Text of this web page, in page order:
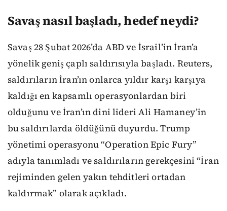
Savaş nasıl başladı, hedef neydi?
Savaş 28 Şubat 2026’da ABD ve İsrail’in İran’a
yönelik geniş çaplı saldırısıyla başladı. Reuters,
saldırıların İran’ın onlarca yıldır karşı karşıya
kaldığı en kapsamlı operasyonlardan biri
olduğunu ve İran’ın dini lideri Ali Hamaney’in
bu saldırılarda öldüğünü duyurdu. Trump
yönetimi operasyonu “Operation Epic Fury”
adıyla tanımladı ve saldırıların gerekçesini “İran
rejiminden gelen yakın tehditleri ortadan
kaldırmak” olarak açıkladı.